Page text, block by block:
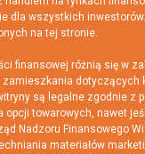
wszystkich
na tej stronie.
finansowej różnią się w
dotyczących
są legalne zgodnie z
towarowych, nawet
Nadzoru Finansowego
materiałów